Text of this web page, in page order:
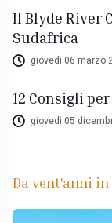
Il Blyde River
Sudafrica
giovedì 06 marzo
12 Consigli
giovedì 05
Da vent'anni